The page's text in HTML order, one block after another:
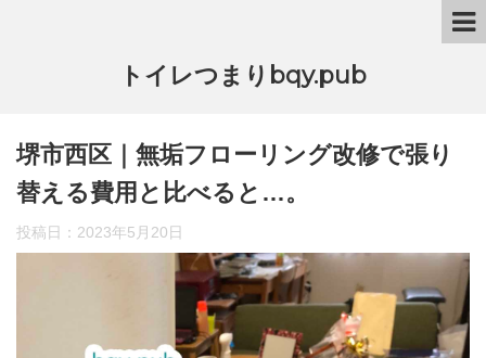
トイレつまりbqy.pub
堺市西区｜無垢フローリング改修で張り
替える費用と比べると…。
投稿日： 2023年5月20日